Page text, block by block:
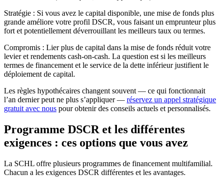
Stratégie : Si vous avez le capital disponible, une mise de fonds plus
grande améliore votre profil DSCR, vous faisant un emprunteur plus
fort et potentiellement déverrouillant les meilleurs taux ou termes.
Compromis : Lier plus de capital dans la mise de fonds réduit votre
levier et rendements cash-on-cash. La question est si les meilleurs
termes de financement et le service de la dette inférieur justifient le
déploiement de capital.
Les règles hypothécaires changent souvent — ce qui fonctionnait
l’an dernier peut ne plus s’appliquer — réservez un appel stratégique
gratuit avec nous pour obtenir des conseils actuels et personnalisés.
Programme DSCR et les différentes
exigences : ces options que vous avez
La SCHL offre plusieurs programmes de financement multifamilial.
Chacun a les exigences DSCR différentes et les avantages.